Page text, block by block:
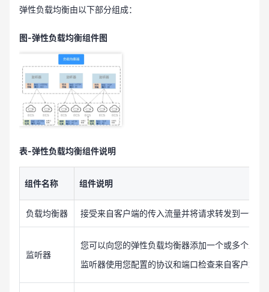
弹性负载均衡由以下部分组成：
图-弹性负载均衡组件图
表-弹性负载均衡组件说明
组件名称 组件说明
负载均衡器 接受来自客户端的传入流量并将请求转发到一个
监听器
您可以向您的弹性负载均衡器添加一个或多个监听
监听器使用您配置的协议和端口检查来自客户端